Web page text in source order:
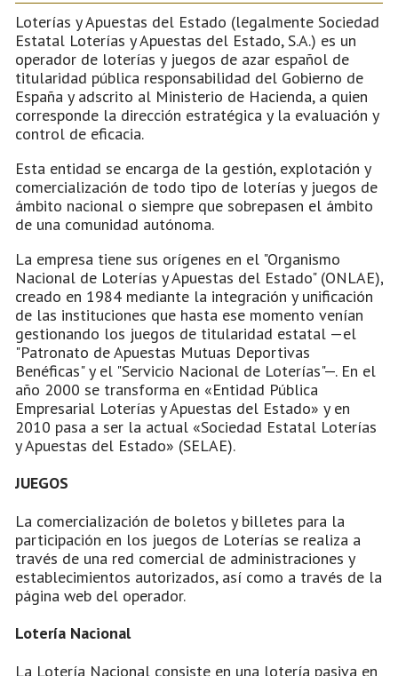
Loterías y Apuestas del Estado (legalmente Sociedad
Estatal Loterías y Apuestas del Estado, S.A.) es un
operador de loterías y juegos de azar español de
titularidad pública responsabilidad del Gobierno de
España y adscrito al Ministerio de Hacienda, a quien
corresponde la dirección estratégica y la evaluación y
control de eficacia.
Esta entidad se encarga de la gestión, explotación y
comercialización de todo tipo de loterías y juegos de
ámbito nacional o siempre que sobrepasen el ámbito
de una comunidad autónoma.
La empresa tiene sus orígenes en el "Organismo
Nacional de Loterías y Apuestas del Estado" (ONLAE),
creado en 1984 mediante la integración y unificación
de las instituciones que hasta ese momento venían
gestionando los juegos de titularidad estatal —el
"Patronato de Apuestas Mutuas Deportivas
Benéficas" y el "Servicio Nacional de Loterías"—. En el
año 2000 se transforma en «Entidad Pública
Empresarial Loterías y Apuestas del Estado» y en
2010 pasa a ser la actual «Sociedad Estatal Loterías
y Apuestas del Estado» (SELAE).
JUEGOS
La comercialización de boletos y billetes para la
participación en los juegos de Loterías se realiza a
través de una red comercial de administraciones y
establecimientos autorizados, así como a través de la
página web del operador.
Lotería Nacional
La Lotería Nacional consiste en una lotería pasiva en